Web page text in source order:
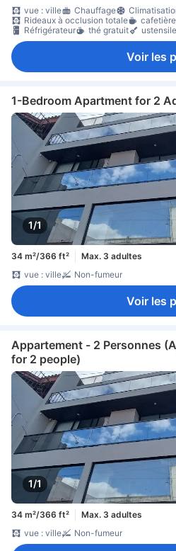
vue : ville
Chauffage
Rideaux à occlusion totale
Réfrigérateur
thé gratuit
Voir les
1-Bedroom Apartment for 2
1/1
34 m²/366 ft²
Max. 3 adultes
vue : ville
Non-fumeur
Voir les
Appartement - 2 Personnes
for 2 people)
1/1
34 m²/366 ft²
Max. 3 adultes
vue : ville
Non-fumeur